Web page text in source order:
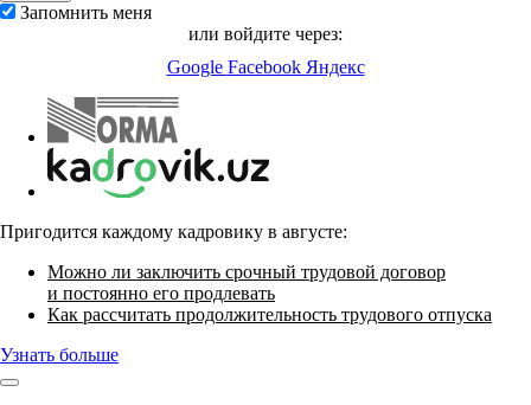
Запомнить меня
или войдите через:
Google Facebook Яндекс
Пригодится каждому кадровику в августе:
Можно ли заключить срочный трудовой договор
и постоянно его продлевать
Как рассчитать продолжительность трудового отпуска
Узнать больше